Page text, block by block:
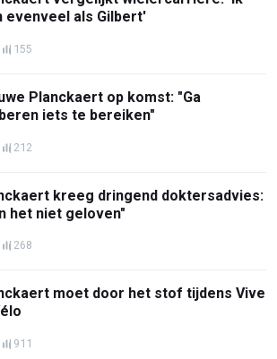
evenveel als Gilbert'
155
Planckaert op komst: "Ga
iets te bereiken"
212
kreeg dringend doktersadvies:
het niet geloven"
268
moet door het stof tijdens Vive
911